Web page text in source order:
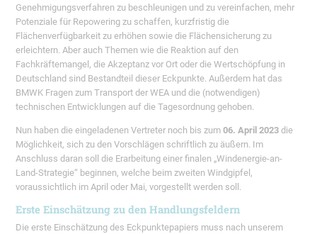
Genehmigungsverfahren zu beschleunigen und zu vereinfachen, mehr
Potenziale für Repowering zu schaffen, kurzfristig die
Flächenverfügbarkeit zu erhöhen sowie die Flächensicherung zu
erleichtern. Aber auch Themen wie die Reaktion auf den
Fachkräftemangel, die Akzeptanz vor Ort oder die Wertschöpfung in
Deutschland sind Bestandteil dieser Eckpunkte. Außerdem hat das
BMWK Fragen zum Transport der WEA und die (notwendigen)
technischen Entwicklungen auf die Tagesordnung gehoben.
Nun haben die eingeladenen Vertreter noch bis zum06. April 2023 die
Möglichkeit, sich zu den Vorschlägen schriftlich zu äußern. Im
Anschluss daran soll die Erarbeitung einer finalen „Windenergie-an-
Land-Strategie“ beginnen, welche beim zweiten Windgipfel,
voraussichtlich im April oder Mai, vorgestellt werden soll.
Erste Einschätzung zu den Handlungsfeldern
Die erste Einschätzung des Eckpunktepapiers muss nach unserem